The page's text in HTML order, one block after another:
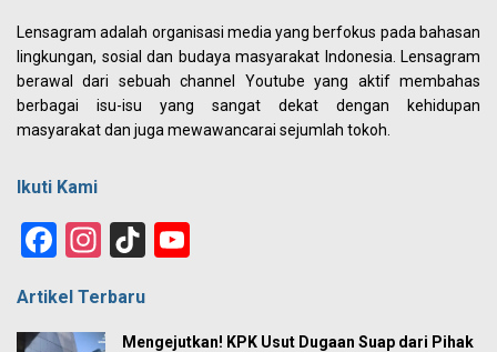
Lensagram adalah organisasi media yang berfokus pada bahasan
lingkungan, sosial dan budaya masyarakat Indonesia. Lensagram
berawal dari sebuah channel Youtube yang aktif membahas
berbagai isu-isu yang sangat dekat dengan kehidupan
masyarakat dan juga mewawancarai sejumlah tokoh.
Ikuti Kami
Facebook
Instagram
TikTok
Artikel Terbaru
Mengejutkan! KPK Usut Dugaan Suap dari Pihak